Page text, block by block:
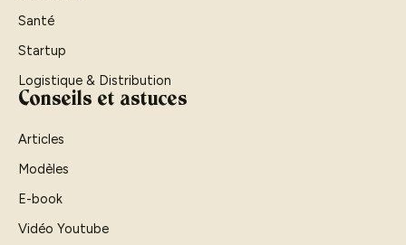
Santé
Startup
Logistique & Distribution
Conseils et astuces
Articles
Modèles
E-book
Vidéo Youtube